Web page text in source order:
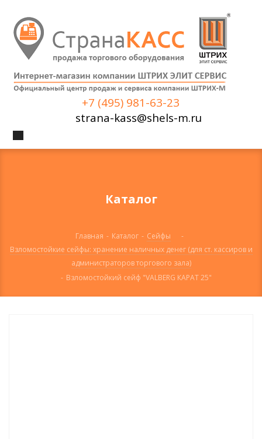
+7 (495) 981-63-23
strana-kass@shels-m.ru
Каталог
Главная - Каталог - Сейфы
-
Взломостойкие сейфы: хранение наличных денег (для ст. кассиров и
администраторов торгового зала)
- Взломостойкий сейф "VALBERG КАРАТ 25"